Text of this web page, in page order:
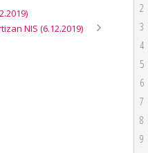
NIS (6.12.2019)
2
3
4
5
6
7
8
9